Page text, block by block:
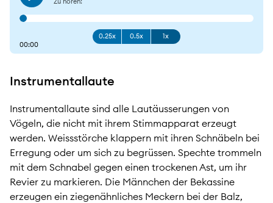
00:00
0.25x 0.5x 1x
Instrumentallaute
Instrumentallaute sind alle Lautäusserungen von
Vögeln, die nicht mit ihrem Stimmapparat erzeugt
werden. Weissstörche klappern mit ihren Schnäbeln bei
Erregung oder um sich zu begrüssen. Spechte trommeln
mit dem Schnabel gegen einen trockenen Ast, um ihr
Revier zu markieren. Die Männchen der Bekassine
erzeugen ein ziegenähnliches Meckern bei der Balz,